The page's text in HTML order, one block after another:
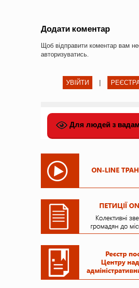
Додати коментар
Щоб відправити коментар вам
авторизуватись.
УВІЙТИ
Для людей з